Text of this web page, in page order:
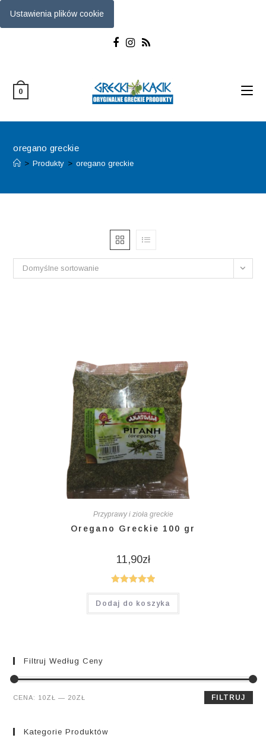
Ustawienia plików cookie
0
oregano greckie
> Produkty > oregano greckie
Domyślne sortowanie
Przyprawy i zioła greckie
Oregano Greckie 100 gr
11,90zł
Oceniono
5.00na 5
Dodaj do koszyka
Filtruj Według Ceny
Cena
Cena
FILTRUJ
CENA: 10ZŁ — 20ZŁ
Kategorie Produktów